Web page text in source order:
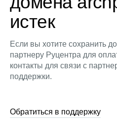
истек
Если вы хотите сохранить
партнеру Руцентра для
контакты для связи с
поддержки.
Обратиться в поддержку